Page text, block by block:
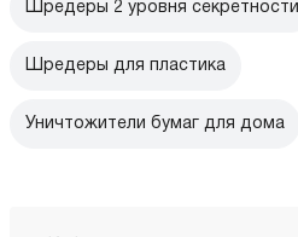
Шредеры 2 уровня секретности
Шредеры для пластика
Уничтожители бумаг для дома